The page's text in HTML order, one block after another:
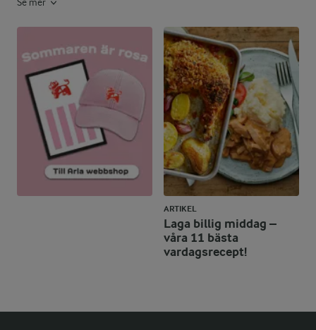
ARTIKEL
Laga billig middag –
våra 11 bästa
vardagsrecept!